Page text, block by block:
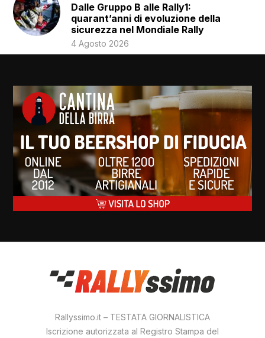
Dalle Gruppo B alle Rally1:
quarant’anni di evoluzione della
sicurezza nel Mondiale Rally
4 Agosto 2026
Rallyssimo.it – TESTATA GIORNALISTICA
Iscrizione autorizzata al Registro Stampa del